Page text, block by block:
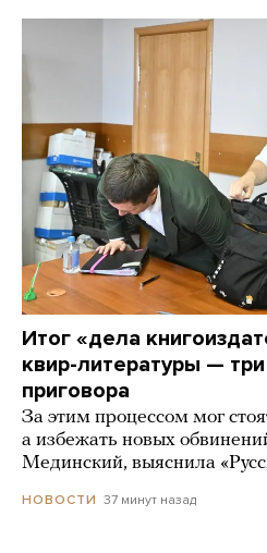
Итог «дела
квир-литературы —
приговора
За этим процессом мог
а избежать новых
Мединский, выяснила
НОВОСТИ 37 минут назад